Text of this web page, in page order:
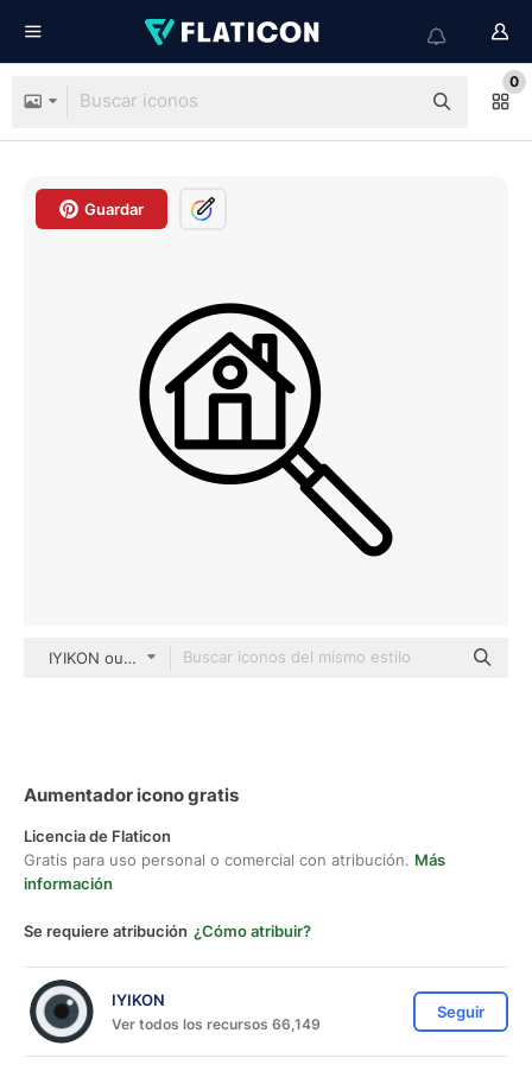
0
Guardar
IYIKON outline
Aumentador icono gratis
Licencia de Flaticon
Gratis para uso personal o comercial con atribución. Más
información
Se requiere atribución ¿Cómo atribuir?
IYIKON
Ver todos los recursos 66,149
Seguir